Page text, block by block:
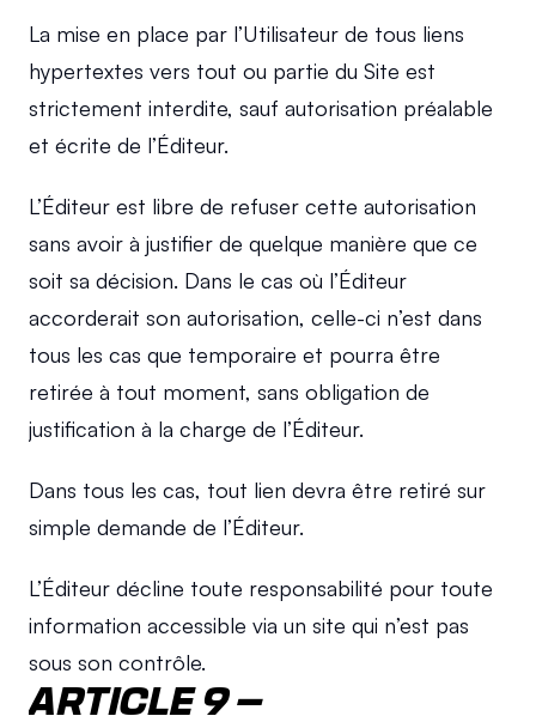
La mise en place par l’Utilisateur de tous liens
hypertextes vers tout ou partie du Site est
strictement interdite, sauf autorisation préalable
et écrite de l’Éditeur.
L’Éditeur est libre de refuser cette autorisation
sans avoir à justifier de quelque manière que ce
soit sa décision. Dans le cas où l’Éditeur
accorderait son autorisation, celle-ci n’est dans
tous les cas que temporaire et pourra être
retirée à tout moment, sans obligation de
justification à la charge de l’Éditeur.
Dans tous les cas, tout lien devra être retiré sur
simple demande de l’Éditeur.
L’Éditeur décline toute responsabilité pour toute
information accessible via un site qui n’est pas
sous son contrôle.
ARTICLE 9 –